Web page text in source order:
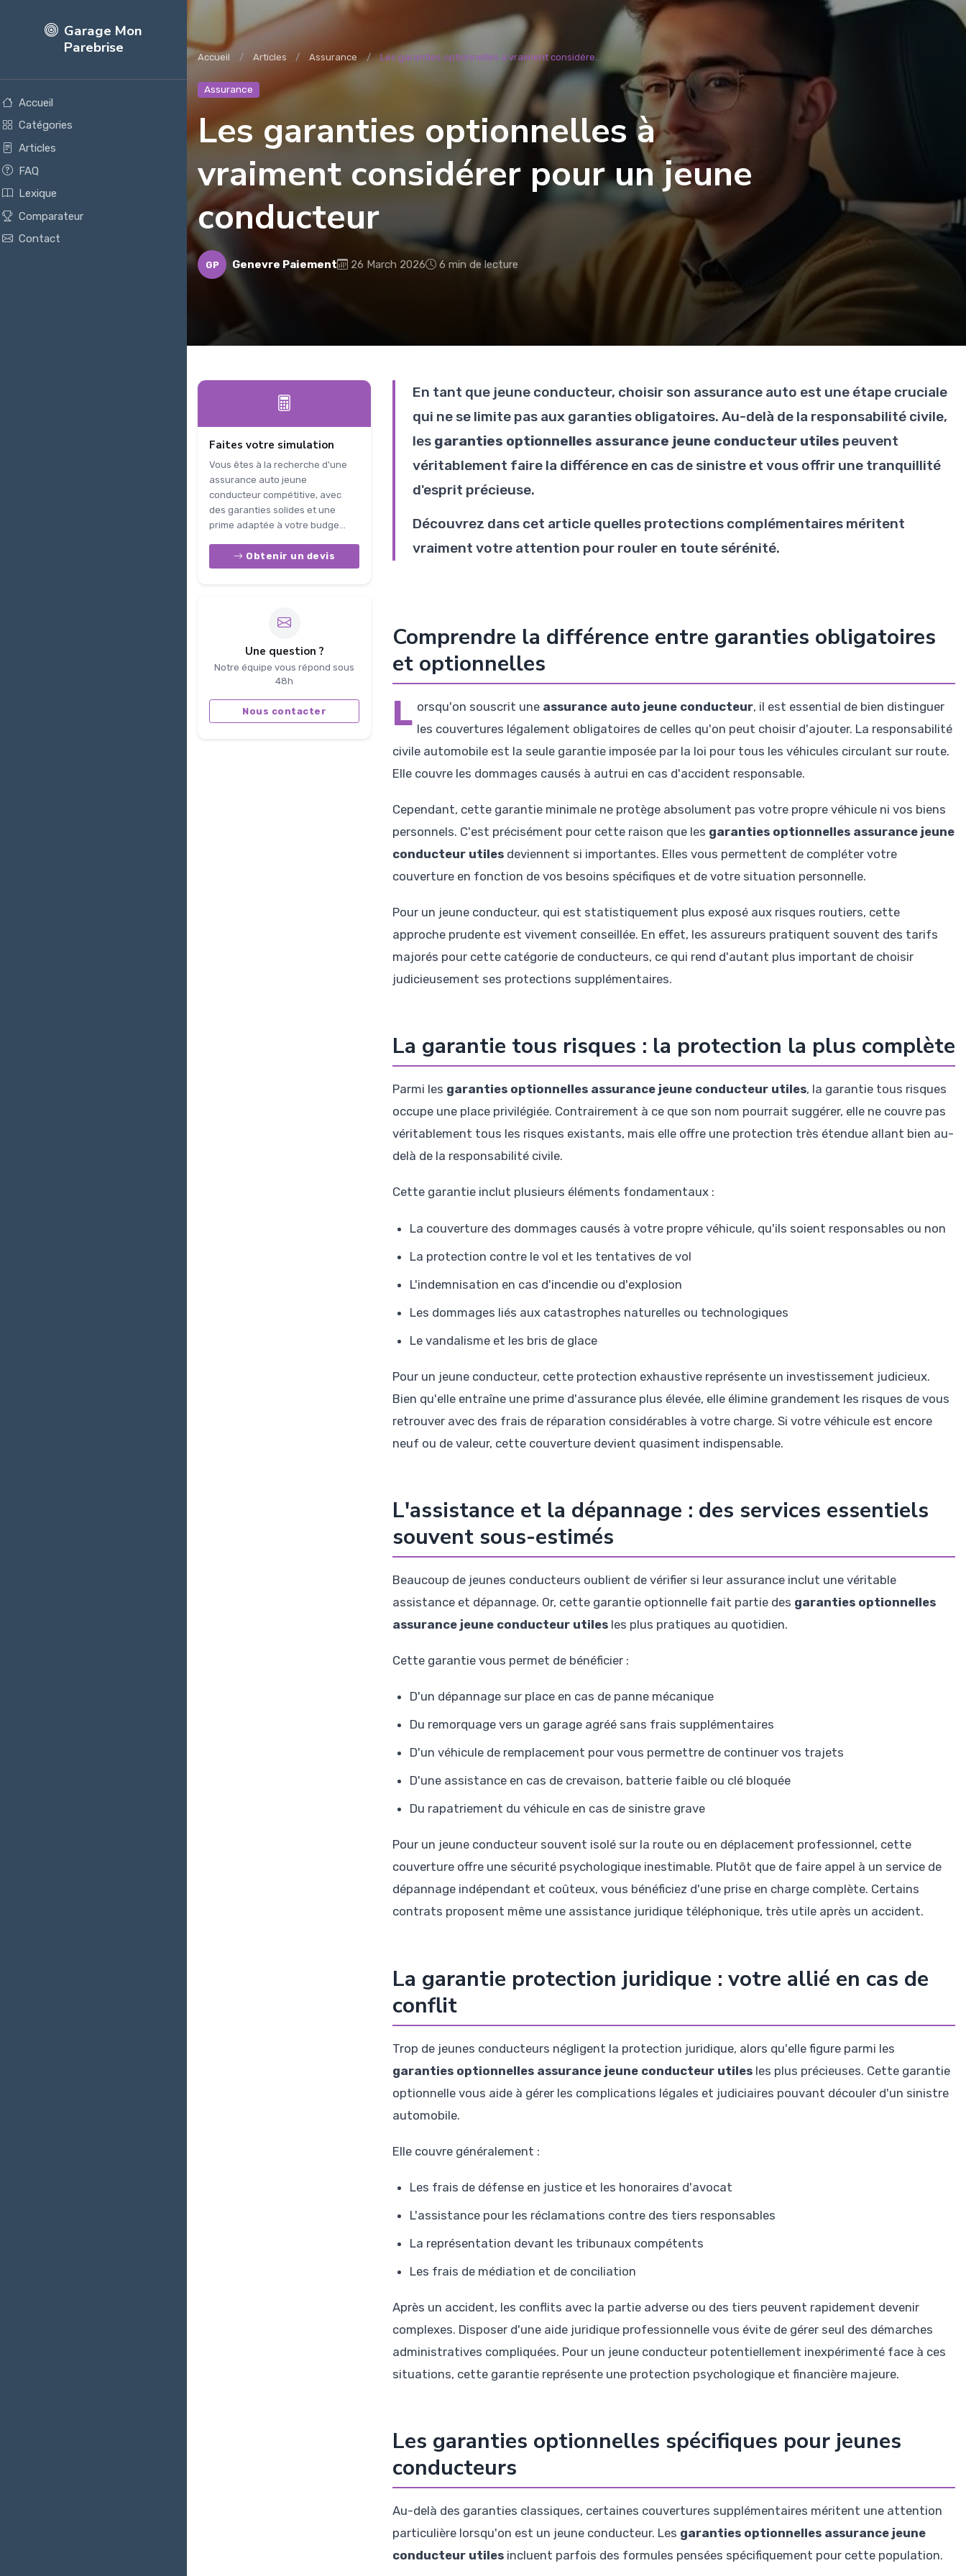
Garage Mon
Parebrise
Accueil
Catégories
Articles
FAQ
Lexique
Comparateur
Contact
Accueil Articles Assurance Les garanties optionnelles à vraiment considére...
Assurance
Les garanties optionnelles à
vraiment considérer pour un jeune
conducteur
GP Genevre Paiement 26 March 2026 6 min de lecture
Faites votre simulation
Vous êtes à la recherche d'une
assurance auto jeune
conducteur compétitive, avec
des garanties solides et une
prime adaptée à votre budge...
Obtenir un devis
Une question ?
Notre équipe vous répond sous
48h
Nous contacter
En tant que jeune conducteur, choisir son assurance auto est une étape cruciale
qui ne se limite pas aux garanties obligatoires. Au-delà de la responsabilité civile,
les garanties optionnelles assurance jeune conducteur utiles peuvent
véritablement faire la différence en cas de sinistre et vous offrir une tranquillité
d'esprit précieuse.
Découvrez dans cet article quelles protections complémentaires méritent
vraiment votre attention pour rouler en toute sérénité.
Comprendre la différence entre garanties obligatoires
et optionnelles
L orsqu'on souscrit une assurance auto jeune conducteur, il est essential de bien distinguer
les couvertures légalement obligatoires de celles qu'on peut choisir d'ajouter. La responsabilité
civile automobile est la seule garantie imposée par la loi pour tous les véhicules circulant sur route.
Elle couvre les dommages causés à autrui en cas d'accident responsable.
Cependant, cette garantie minimale ne protège absolument pas votre propre véhicule ni vos biens
personnels. C'est précisément pour cette raison que les garanties optionnelles assurance jeune
conducteur utiles deviennent si importantes. Elles vous permettent de compléter votre
couverture en fonction de vos besoins spécifiques et de votre situation personnelle.
Pour un jeune conducteur, qui est statistiquement plus exposé aux risques routiers, cette
approche prudente est vivement conseillée. En effet, les assureurs pratiquent souvent des tarifs
majorés pour cette catégorie de conducteurs, ce qui rend d'autant plus important de choisir
judicieusement ses protections supplémentaires.
La garantie tous risques : la protection la plus complète
Parmi les garanties optionnelles assurance jeune conducteur utiles, la garantie tous risques
occupe une place privilégiée. Contrairement à ce que son nom pourrait suggérer, elle ne couvre pas
véritablement tous les risques existants, mais elle offre une protection très étendue allant bien au-
delà de la responsabilité civile.
Cette garantie inclut plusieurs éléments fondamentaux :
La couverture des dommages causés à votre propre véhicule, qu'ils soient responsables ou non
La protection contre le vol et les tentatives de vol
L'indemnisation en cas d'incendie ou d'explosion
Les dommages liés aux catastrophes naturelles ou technologiques
Le vandalisme et les bris de glace
Pour un jeune conducteur, cette protection exhaustive représente un investissement judicieux.
Bien qu'elle entraîne une prime d'assurance plus élevée, elle élimine grandement les risques de vous
retrouver avec des frais de réparation considérables à votre charge. Si votre véhicule est encore
neuf ou de valeur, cette couverture devient quasiment indispensable.
L'assistance et la dépannage : des services essentiels
souvent sous-estimés
Beaucoup de jeunes conducteurs oublient de vérifier si leur assurance inclut une véritable
assistance et dépannage. Or, cette garantie optionnelle fait partie des garanties optionnelles
assurance jeune conducteur utiles les plus pratiques au quotidien.
Cette garantie vous permet de bénéficier :
D'un dépannage sur place en cas de panne mécanique
Du remorquage vers un garage agréé sans frais supplémentaires
D'un véhicule de remplacement pour vous permettre de continuer vos trajets
D'une assistance en cas de crevaison, batterie faible ou clé bloquée
Du rapatriement du véhicule en cas de sinistre grave
Pour un jeune conducteur souvent isolé sur la route ou en déplacement professionnel, cette
couverture offre une sécurité psychologique inestimable. Plutôt que de faire appel à un service de
dépannage indépendant et coûteux, vous bénéficiez d'une prise en charge complète. Certains
contrats proposent même une assistance juridique téléphonique, très utile après un accident.
La garantie protection juridique : votre allié en cas de
conflit
Trop de jeunes conducteurs négligent la protection juridique, alors qu'elle figure parmi les
garanties optionnelles assurance jeune conducteur utiles les plus précieuses. Cette garantie
optionnelle vous aide à gérer les complications légales et judiciaires pouvant découler d'un sinistre
automobile.
Elle couvre généralement :
Les frais de défense en justice et les honoraires d'avocat
L'assistance pour les réclamations contre des tiers responsables
La représentation devant les tribunaux compétents
Les frais de médiation et de conciliation
Après un accident, les conflits avec la partie adverse ou des tiers peuvent rapidement devenir
complexes. Disposer d'une aide juridique professionnelle vous évite de gérer seul des démarches
administratives compliquées. Pour un jeune conducteur potentiellement inexpérimenté face à ces
situations, cette garantie représente une protection psychologique et financière majeure.
Les garanties optionnelles spécifiques pour jeunes
conducteurs
Au-delà des garanties classiques, certaines couvertures supplémentaires méritent une attention
particulière lorsqu'on est un jeune conducteur. Les garanties optionnelles assurance jeune
conducteur utiles incluent parfois des formules pensées spécifiquement pour cette population.